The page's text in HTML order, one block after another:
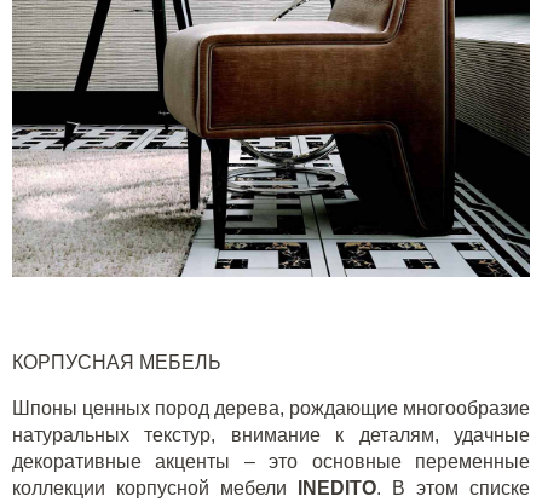
КОРПУСНАЯ МЕБЕЛЬ
Шпоны ценных пород дерева, рождающие многообразие
натуральных текстур, внимание к деталям, удачные
декоративные акценты – это основные переменные
коллекции корпусной мебели
INEDITO. В этом списке